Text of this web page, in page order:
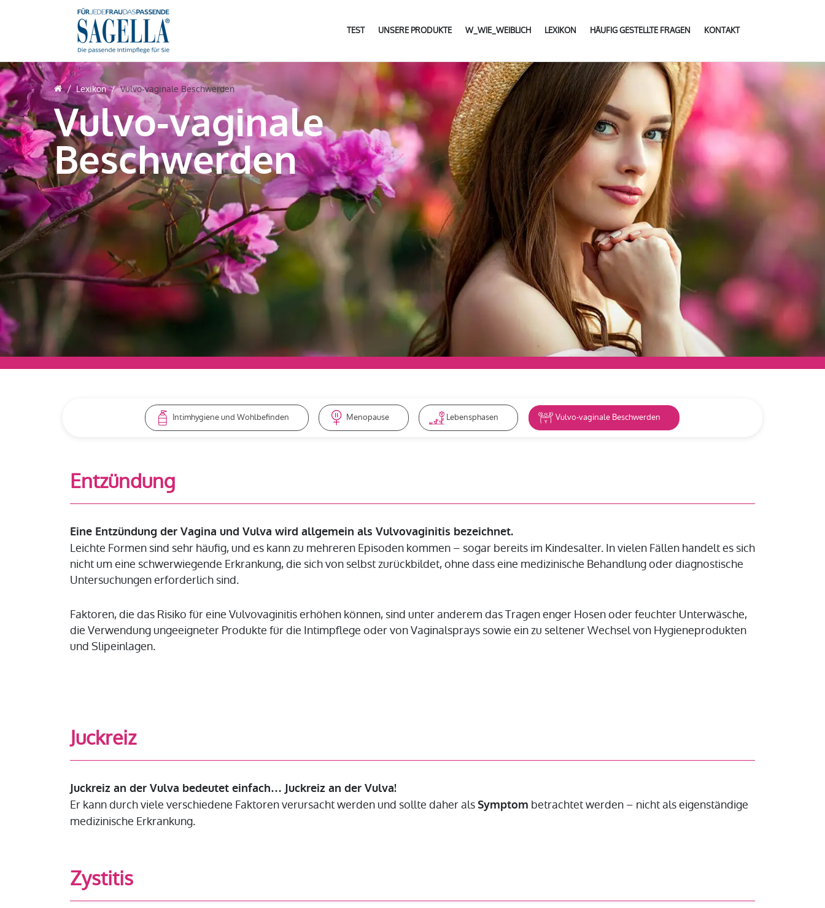
TEST UNSERE PRODUKTE W_WIE_WEIBLICH LEXIKON HÄUFIG GESTELLTE FRAGEN KONTAKT
Lexikon Vulvo-vaginale Beschwerden
Vulvo-vaginale
Beschwerden
Intimhygiene und Wohlbefinden Menopause Lebensphasen Vulvo-vaginale Beschwerden
Entzündung
Eine Entzündung der Vagina und Vulva wird allgemein als Vulvovaginitis bezeichnet.
Leichte Formen sind sehr häufig, und es kann zu mehreren Episoden kommen – sogar bereits im Kindesalter. In vielen Fällen handelt es sich
nicht um eine schwerwiegende Erkrankung, die sich von selbst zurückbildet, ohne dass eine medizinische Behandlung oder diagnostische
Untersuchungen erforderlich sind.
Faktoren, die das Risiko für eine Vulvovaginitis erhöhen können, sind unter anderem das Tragen enger Hosen oder feuchter Unterwäsche,
die Verwendung ungeeigneter Produkte für die Intimpflege oder von Vaginalsprays sowie ein zu seltener Wechsel von Hygieneprodukten
und Slipeinlagen.
Juckreiz
Juckreiz an der Vulva bedeutet einfach… Juckreiz an der Vulva!
Er kann durch viele verschiedene Faktoren verursacht werden und sollte daher als Symptom betrachtet werden – nicht als eigenständige
medizinische Erkrankung.
Zystitis